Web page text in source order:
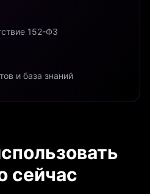
152-ФЗ
и база знаний
сейчас